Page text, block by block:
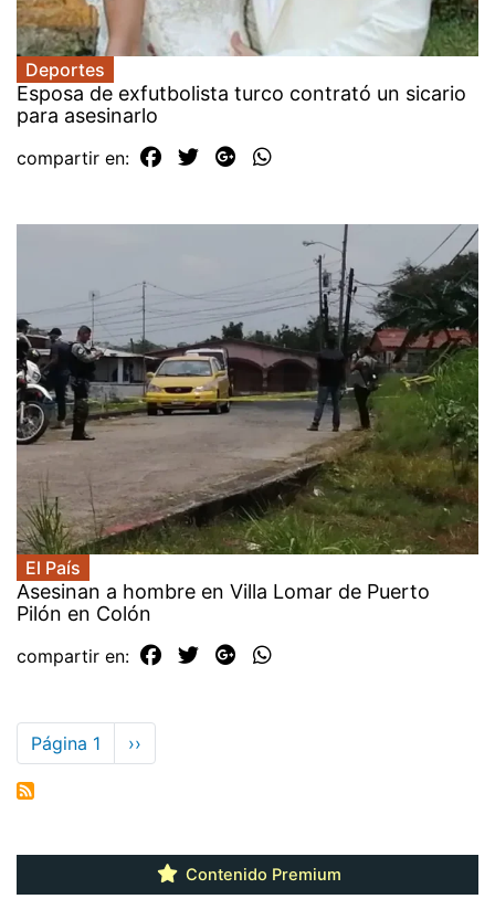
Deportes
Esposa de exfutbolista turco contrató un sicario
para asesinarlo
compartir en:
El País
Asesinan a hombre en Villa Lomar de Puerto
Pilón en Colón
compartir en:
Paginación
Página 1
Siguiente
página
››
Contenido Premium